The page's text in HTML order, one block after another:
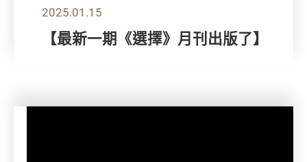
2025.01.15
【最新一期《選擇》月刊出版了】